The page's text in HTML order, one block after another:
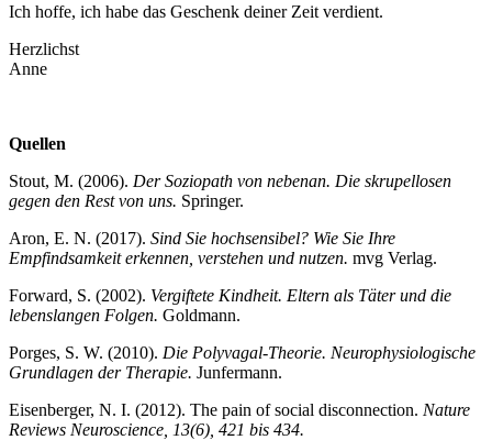
Ich hoffe, ich habe das Geschenk deiner Zeit verdient.
Herzlichst
Anne
Quellen
Stout, M. (2006). Der Soziopath von nebenan. Die skrupellosen
gegen den Rest von uns. Springer.
Aron, E. N. (2017). Sind Sie hochsensibel? Wie Sie Ihre
Empfindsamkeit erkennen, verstehen und nutzen. mvg Verlag.
Forward, S. (2002). Vergiftete Kindheit. Eltern als Täter und die
lebenslangen Folgen. Goldmann.
Porges, S. W. (2010). Die Polyvagal-Theorie. Neurophysiologische
Grundlagen der Therapie. Junfermann.
Eisenberger, N. I. (2012). The pain of social disconnection. Nature
Reviews Neuroscience, 13(6), 421 bis 434.